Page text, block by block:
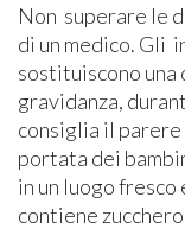
Non superare le
di un medico. Gli
sostituiscono una
gravidanza,
consiglia il parere
portata dei
in un luogo
contiene